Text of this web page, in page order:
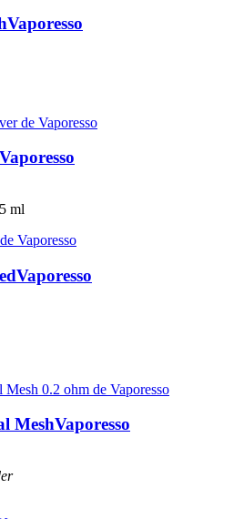
Vaporesso
Vaporesso
5 ml
Vaporesso
MeshVaporesso